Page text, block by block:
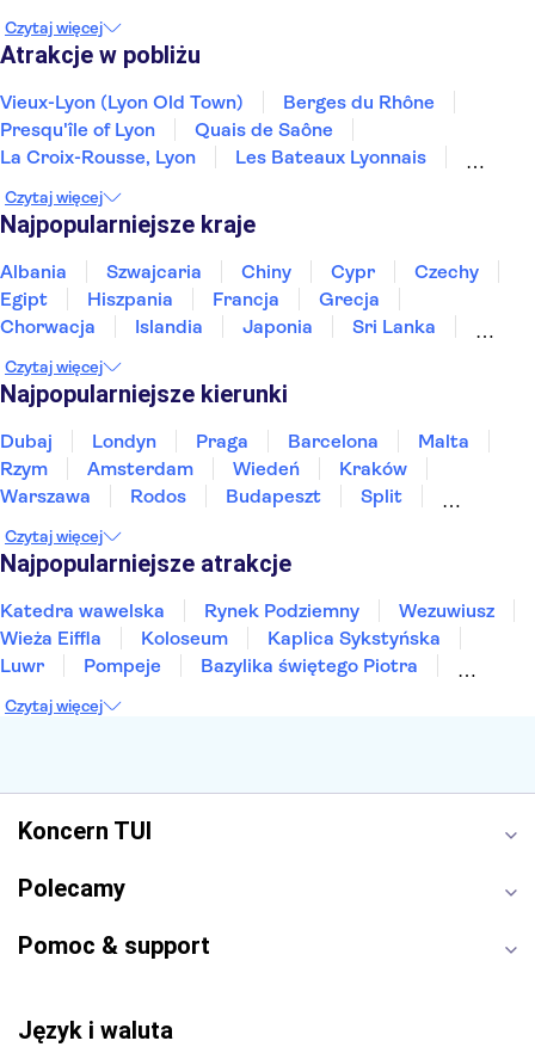
Czytaj więcej
Atrakcje w pobliżu
Vieux-Lyon (Lyon Old Town)
Berges du Rhône
Presqu'île of Lyon
Quais de Saône
La Croix-Rousse, Lyon
Les Bateaux Lyonnais
Basilica of Notre-Dame de Fourvière
Disneyland® Paris
Mont Saint-Michel
Wieża Eiffla
Pałac wersalski
Pałac papieski w Awinionie
Czytaj więcej
Najpopularniejsze kraje
Albania Szwajcaria Chiny Cypr
Czechy
Egipt
Hiszpania Francja
Grecja
Chorwacja
Islandia Japonia
Sri Lanka
Tunezja
Turcja Wietnam
Czytaj więcej
Najpopularniejsze kierunki
Dubaj Londyn Praga Barcelona
Malta
Rzym
Amsterdam Wiedeń
Kraków
Warszawa
Rodos Budapeszt
Split
Sopot
Gdynia Zakopane
Czytaj więcej
Najpopularniejsze atrakcje
Katedra wawelska Rynek Podziemny
Wezuwiusz
Wieża Eiffla
Koloseum
Kaplica Sykstyńska
Luwr
Pompeje
Bazylika świętego Piotra
Etna
Wawel
Czytaj więcej
Koncern TUI
Polecamy
Pomoc & support
Język i waluta